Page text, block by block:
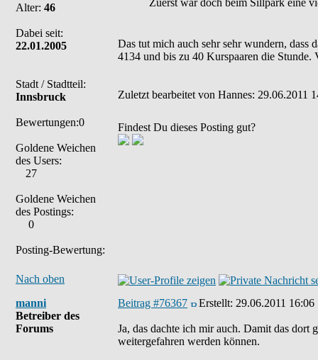
Alter: 46
Dabei seit:
22.01.2005
Stadt / Stadtteil:
Innsbruck
Bewertungen:0
Goldene Weichen
des Users:
27
Goldene Weichen
des Postings:
0
Posting-Bewertung:
Zuerst war doch beim Sillpark eine
Das tut mich auch sehr sehr wundern,
4134 und bis zu 40 Kurspaaren die
Zuletzt bearbeitet von Hannes: 29.06.2011
Findest Du dieses Posting gut?
Nach oben
manni
Betreiber des
Forums
Beitrag #76367 Erstellt: 29.06.2011 16:06
Ja, das dachte ich mir auch. Damit das dort
weitergefahren werden können.